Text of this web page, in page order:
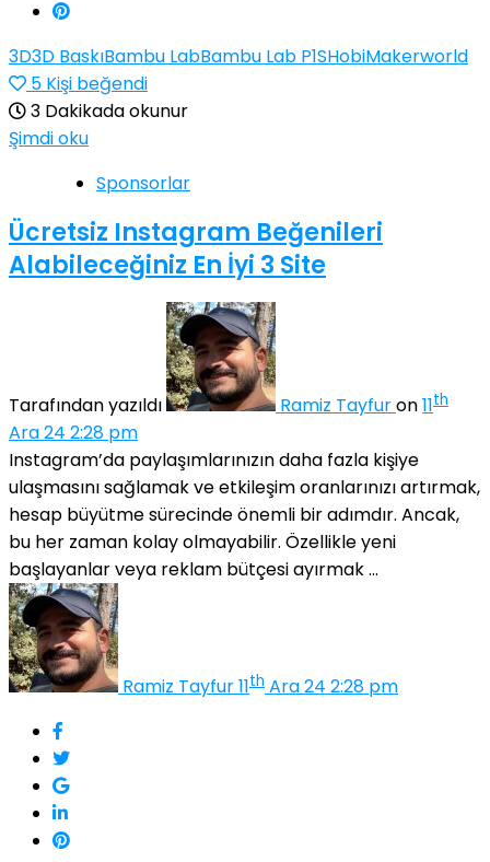
3D3D BaskıBambu LabBambu Lab P1SHobiMakerworld
5 Kişi beğendi
3 Dakikada okunur
Şimdi oku
Sponsorlar
Ücretsiz Instagram Beğenileri
Alabileceğiniz En İyi 3 Site
Tarafından yazıldı Ramiz Tayfuron11th
Ara 24 2:28 pm
Instagram’da paylaşımlarınızın daha fazla kişiye
ulaşmasını sağlamak ve etkileşim oranlarınızı artırmak,
hesap büyütme sürecinde önemli bir adımdır. Ancak,
bu her zaman kolay olmayabilir. Özellikle yeni
başlayanlar veya reklam bütçesi ayırmak ...
Ramiz Tayfur11th Ara 24 2:28 pm